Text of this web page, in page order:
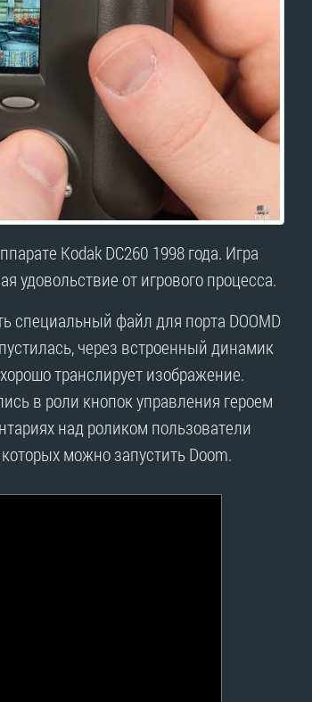
Kodak DC260 1998 года. Игра
удовольствие от игрового процесса.
специальный файл для порта DOOMD
через встроенный динамик
транслирует изображение.
в роли кнопок управления героем
над роликом пользователи
можно запустить Doom.